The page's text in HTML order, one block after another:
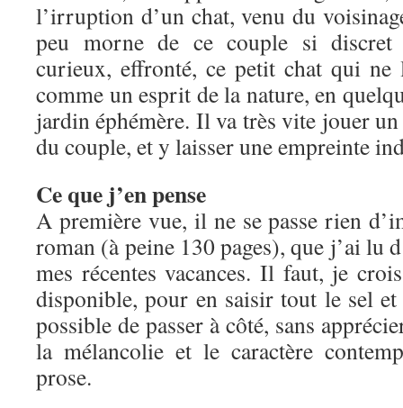
l’irruption d’un chat, venu du
peu morne de ce couple si discret
curieux, effronté, ce petit chat qui ne
comme un esprit de la nature, en
jardin éphémère. Il va très vite jouer
du couple, et y laisser une empreinte
Ce que j’en pense
A première vue, il ne se passe rien
roman (à peine 130 pages), que j’ai lu
mes récentes vacances. Il faut, je
disponible, pour en saisir tout le sel
possible de passer à côté, sans
la mélancolie et le caractère
prose.